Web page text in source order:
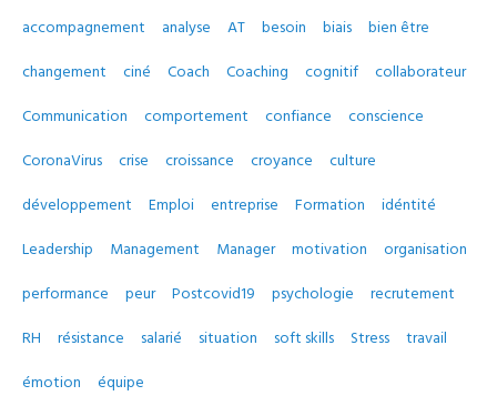
accompagnement analyse AT besoin biais
bien être
changement
ciné Coach Coaching cognitif
collaborateur
Communication
comportement confiance
conscience
CoronaVirus
crise croissance croyance
culture
développement
Emploi entreprise Formation
idéntité
Leadership
Management Manager motivation
organisation
performance
peur Postcovid19 psychologie
recrutement
RH
résistance salarié situation soft skills Stress
travail
émotion
équipe